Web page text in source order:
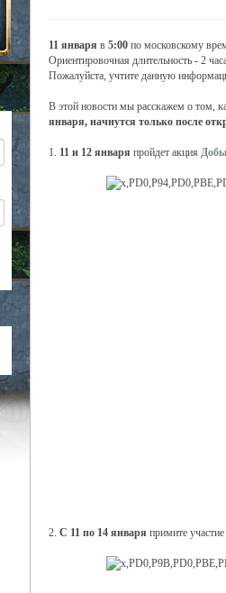
11 января в 5:00 по московскому
Ориентировочная длительность - 2
Пожалуйста, учтите данную
В этой новости мы расскажем о том,
января, начнутся только после
1. 11 и 12 января пройдет акция
2. С 11 по 14 января примите